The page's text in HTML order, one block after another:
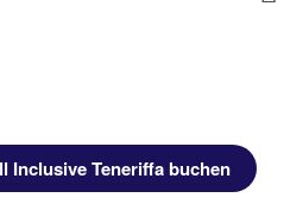
Teneriffa buchen